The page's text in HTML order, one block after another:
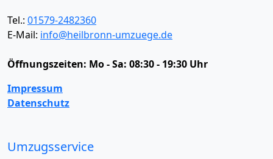
Tel.: 01579-2482360
E-Mail: info@heilbronn-umzuege.de
Öffnungszeiten: Mo - Sa: 08:30 - 19:30 Uhr
Impressum
Datenschutz
Umzugsservice